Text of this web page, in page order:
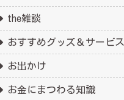
the雑談
おすすめグッズ＆サービス
お出かけ
お金にまつわる知識